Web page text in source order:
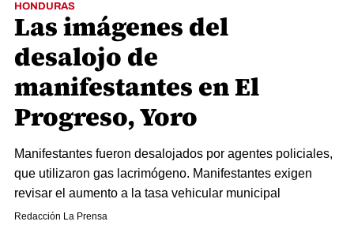
HONDURAS
Las imágenes del
desalojo de
manifestantes en El
Progreso, Yoro
Manifestantes fueron desalojados por agentes policiales,
que utilizaron gas lacrimógeno. Manifestantes exigen
revisar el aumento a la tasa vehicular municipal
Redacción La Prensa